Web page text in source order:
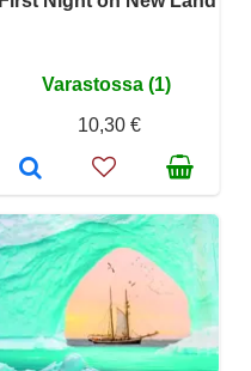
Varastossa (1)
10,30 €